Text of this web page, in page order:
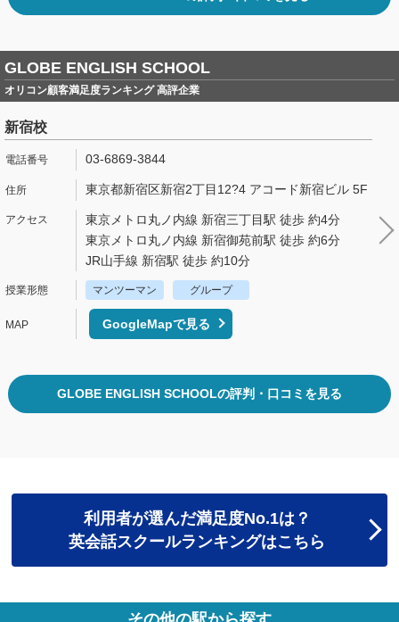
GLOBE ENGLISH SCHOOL
オリコン顧客満足度ランキング 高評企業
新宿校
03-6869-3844
東京都新宿区新宿2丁目12?4 アコード新宿ビル 5F
東京メトロ丸ノ内線 新宿三丁目駅 徒歩 約4分
東京メトロ丸ノ内線 新宿御苑前駅 徒歩 約6分
JR山手線 新宿駅 徒歩 約10分
マンツーマン グループ
GoogleMapで見る
GLOBE ENGLISH SCHOOLの評判・口コミを見る
利用者が選んだ満足度No.1は？
英会話スクールランキングはこちら